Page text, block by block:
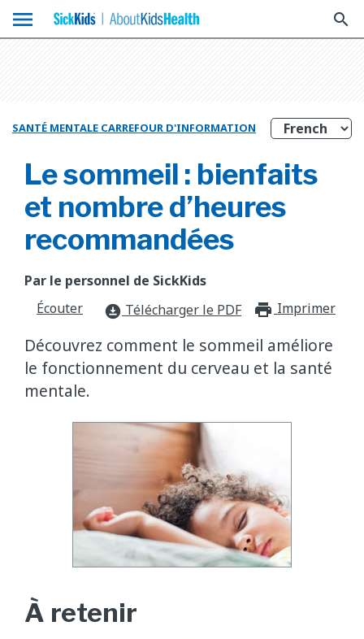
menu search
SANTÉ MENTALE CARREFOUR D'INFORMATION
Le sommeil : bienfaits
et nombre d’heures
recommandées
Par le personnel de SickKids
Écouter
download_for_offline Télécharger le PDF Imprimer
Découvrez comment le sommeil améliore
le fonctionnement du cerveau et la santé
mentale.
À retenir